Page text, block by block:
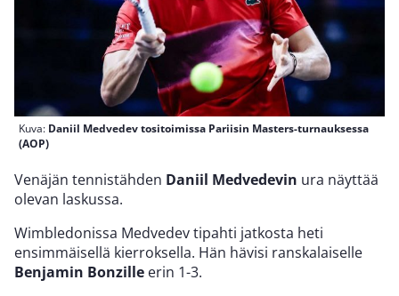
Kuva: Daniil Medvedev tositoimissa Pariisin Masters-turnauksessa
(AOP)
Venäjän tennistähden Daniil Medvedevin ura näyttää
olevan laskussa.
Wimbledonissa Medvedev tipahti jatkosta heti
ensimmäisellä kierroksella. Hän hävisi ranskalaiselle
Benjamin Bonzille erin 1-3.